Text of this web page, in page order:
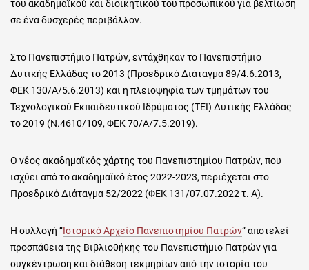
του ακαδημαϊκού και διοικητικού του προσωπικού για βελτίωση
σε ένα δυσχερές περιβάλλον.
Στο Πανεπιστήμιο Πατρών, εντάχθηκαν το Πανεπιστήμιο
Δυτικής Ελλάδας το 2013 (Προεδρικό Διάταγμα 89/4.6.2013,
ΦΕΚ 130/Α/5.6.2013) και η πλειοψηφία των τμημάτων του
Τεχνολογικού Εκπαιδευτικού Ιδρύματος (ΤΕΙ) Δυτικής Ελλάδας
το 2019 (N.4610/109, ΦΕΚ 70/Α/7.5.2019).
Ο νέος ακαδημαϊκός χάρτης του Πανεπιστημίου Πατρών, που
ισχύει από το ακαδημαϊκό έτος 2022-2023, περιέχεται στο
Προεδρικό Διάταγμα 52/2022 (ΦΕΚ 131/07.07.2022 τ. Α).
Η συλλογή “Ιστορικό Αρχείο Πανεπιστημίου Πατρών” αποτελεί
προσπάθεια της Βιβλιοθήκης του Πανεπιστήμιο Πατρών για
συγκέντρωση και διάθεση τεκμηρίων από την ιστορία του